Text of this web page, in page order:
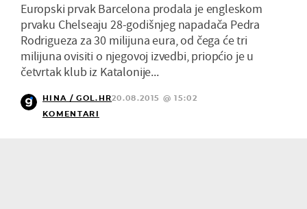
Europski prvak Barcelona prodala je engleskom
prvaku Chelseaju 28-godišnjeg napadača Pedra
Rodrigueza za 30 milijuna eura, od čega će tri
milijuna ovisiti o njegovoj izvedbi, priopćio je u
četvrtak klub iz Katalonije...
HINA / GOL.HR20.08.2015 @ 15:02
KOMENTARI